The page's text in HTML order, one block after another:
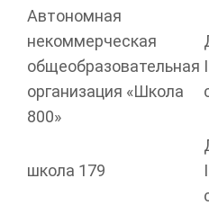
Автономная
некоммерческая
общеобразовательная
организация «Школа
800»
школа 179